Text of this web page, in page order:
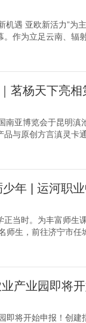
机遇 亚欧新活力”为
作为立足云南、辐
茗杨天下亮
南亚博览会于昆明滇
与原创方言滇灵卡
年 | 运河职
正当时。为丰富师生
师生，前往济宁市任
产业园即将
即将开始申报！创